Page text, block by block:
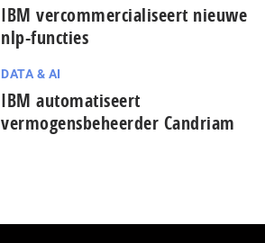
IBM vercommercialiseert nieuwe
nlp-functies
DATA & AI
IBM automatiseert
vermogensbeheerder Candriam